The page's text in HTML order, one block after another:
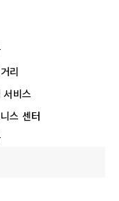
리
서비스
스 센터